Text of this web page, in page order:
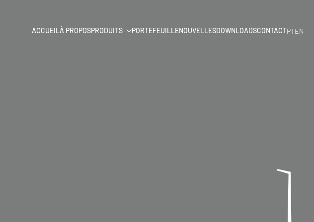
ACCUEILÀ PROPOSPRODUITS PORTEFEUILLENOUVELLESDOWNLOADSCONTACTPTEN